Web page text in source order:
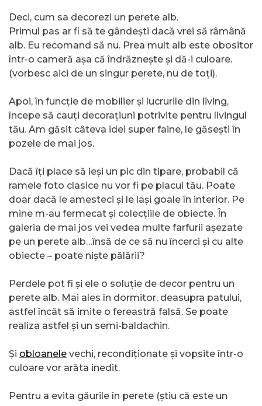
Deci, cum sa decorezi un perete alb.
Primul pas ar fi să te gândești dacă vrei să râmână
alb. Eu recomand să nu. Prea mult alb este obositor
într-o cameră așa că îndrăznește și dă-i culoare.
(vorbesc aici de un singur perete, nu de toți).
Apoi, în funcție de mobilier și lucrurile din living,
începe să cauți decorațiuni potrivite pentru livingul
tău. Am găsit câteva idei super faine, le găsești în
pozele de mai jos.
Dacă îți place să ieși un pic din tipare, probabil că
ramele foto clasice nu vor fi pe placul tău. Poate
doar dacă le amesteci și le lași goale în interior. Pe
mine m-au fermecat și colecțiile de obiecte. În
galeria de mai jos vei vedea multe farfurii așezate
pe un perete alb…însă de ce să nu încerci și cu alte
obiecte – poate niște pălării?
Perdele pot fi și ele o soluție de decor pentru un
perete alb. Mai ales în dormitor, deasupra patului,
astfel încât să imite o fereastră falsă. Se poate
realiza astfel și un semi-baldachin.
Și obloanele vechi, recondiționate și vopsite într-o
culoare vor arăta inedit.
Pentru a evita găurile în perete (știu că este un